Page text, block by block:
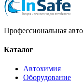
Профессиональная
Каталог
Автохимия
Оборудование